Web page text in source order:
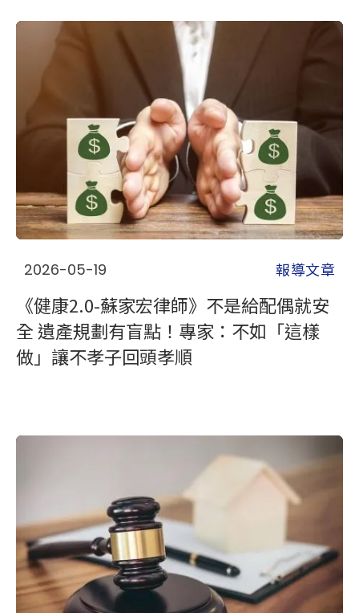
2026-05-19 報導文章
《健康2.0-蘇家宏律師》不是給配偶就安
全 遺產規劃有盲點！專家：不如「這樣
做」讓不孝子回頭孝順